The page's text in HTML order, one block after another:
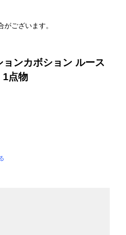
ございます。
ンカボション ルース
1点物